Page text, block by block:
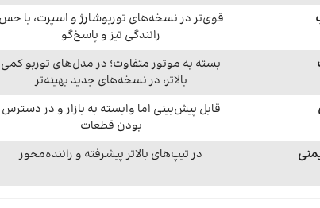
قوی‌تر در نسخه‌های توربوشارژ و اسپرت، با حس
رانندگی تیز و پاسخ‌گو
بسته به موتور متفاوت؛ در مدل‌های توربو کمی
بالاتر، در نسخه‌های جدید بهینه‌تر
قابل پیش‌بینی اما وابسته به بازار و در دسترس
بودن قطعات
در تیپ‌های بالاتر پیشرفته و راننده‌محور